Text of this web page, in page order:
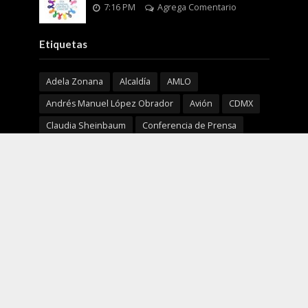
7:16 PM Agrega Comentario
Etiquetas
Adela Zonana Alcaldía
AMLO
Andrés Manuel López Obrador
Avión
CDMX
Claudia Sheinbaum
Conferencia de Prensa